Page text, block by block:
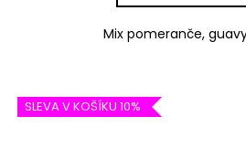
Mix pomeranče,
SLEVA V KOŠÍKU 10%